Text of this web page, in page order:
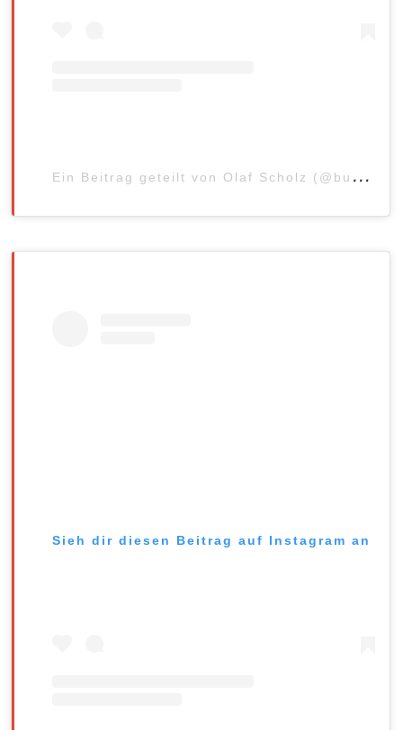
E
in Beitrag geteilt von Olaf Scholz (@bundeskanzler)
Sieh dir diesen Beitrag auf Instagram an